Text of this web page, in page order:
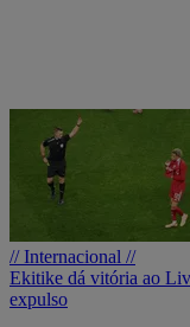
// Internacional //
Ekitike dá vitória ao
expulso